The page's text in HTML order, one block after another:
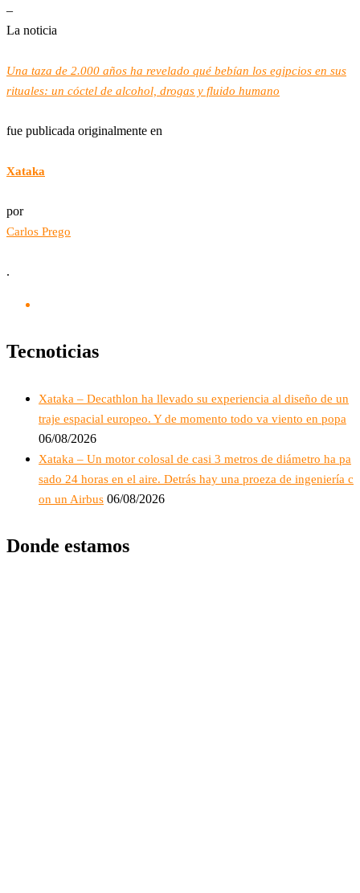
–
La noticia
Una taza de 2.000 años ha revelado qué bebían los egipcios en sus
rituales: un cóctel de alcohol, drogas y fluido humano
fue publicada originalmente en
Xataka
por
Carlos Prego
.
Tecnoticias
Xataka – Decathlon ha llevado su experiencia al diseño de un
traje espacial europeo. Y de momento todo va viento en popa
06/08/2026
Xataka – Un motor colosal de casi 3 metros de diámetro ha pa
sado 24 horas en el aire. Detrás hay una proeza de ingeniería c
on un Airbus 06/08/2026
Donde estamos